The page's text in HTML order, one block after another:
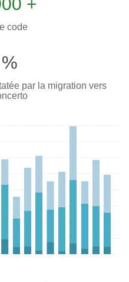
code
par la migration vers